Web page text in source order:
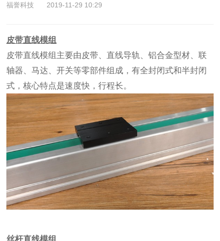
福誉科技 2019-11-29 10:29
皮带直线模组
皮带直线模组主要由皮带、直线导轨、铝合金型材、联
轴器、马达、开关等零部件组成，有全封闭式和半封闭
式，核心特点是速度快，行程长。